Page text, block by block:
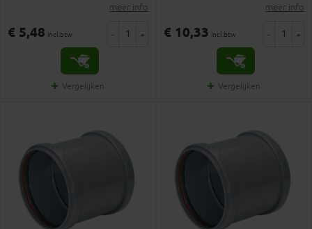
meer info
€ 5,48 incl.btw - +
Vergelijken
meer info
€ 10,33 incl.btw - +
Vergelijken